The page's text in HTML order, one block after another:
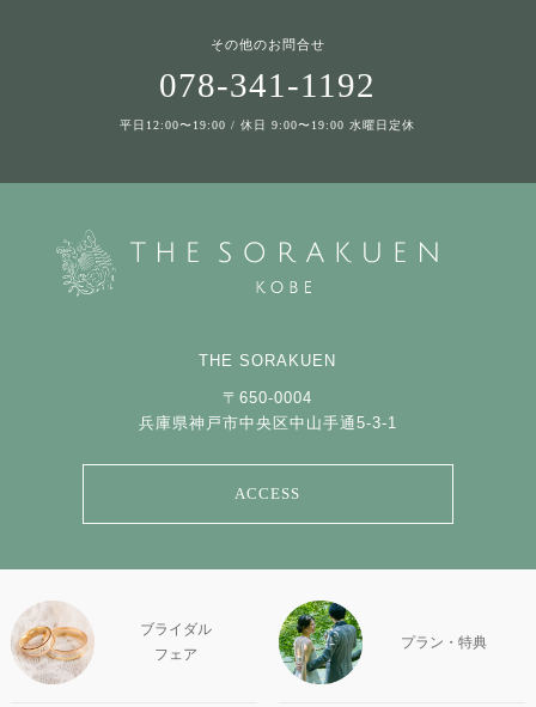
その他のお問合せ
078-341-1192
平日12:00〜19:00 / 休日 9:00〜19:00 水曜日定休
THE SORAKUEN
〒650-0004
兵庫県神戸市中央区中山手通5-3-1
ACCESS
ブライダル
フェア
プラン・特典